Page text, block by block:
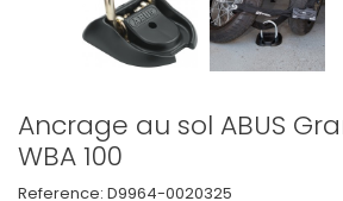
Ancrage au sol ABUS
WBA 100
Reference: D9964-0020325